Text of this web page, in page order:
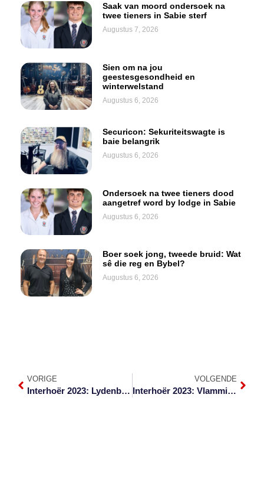
Saak van moord ondersoek na
twee tieners in Sabie sterf
Augustus 7, 2026
Sien om na jou
geestesgesondheid en
winterwelstand
Augustus 6, 2026
Securicon: Sekuriteitswagte is
baie belangrik
Augustus 6, 2026
Ondersoek na twee tieners dood
aangetref word by lodge in Sabie
Augustus 6, 2026
Boer soek jong, tweede bruid: Wat
sê die reg en Bybel?
Augustus 6, 2026
VORIGE
Interhoër 2023: Lydenburg vanjaar die gasheer
VOLGENDE
Interhoër 2023: Vlammies brand met gees